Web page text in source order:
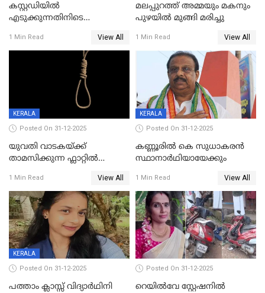
കസ്റ്റഡിയിൽ
എടുക്കുന്നതിനിടെ
വധശ്രമക്കേസ് പ്രതി പിടിയിൽ
1 Min Read View All
മലപ്പുറത്ത് അമ്മയും മകനും
പുഴയിൽ മുങ്ങി മരിച്ചു
1 Min Read View All
KERALA
Posted On 31-12-2025
യുവതി വാടകയ്ക്ക്
താമസിക്കുന്ന ഫ്ലാറ്റില്‍
സംഭവം കൈതപ്പൊയിലില്‍
1 Min Read View All
KERALA
Posted On 31-12-2025
കണ്ണൂരിൽ കെ സുധാകരൻ
സ്ഥാനാർഥിയായേക്കും
1 Min Read View All
KERALA
Posted On 31-12-2025
പത്താം ക്ലാസ്സ് വിദ്യാര്‍ഥിനി
Posted On 31-12-2025
റെയിൽവേ സ്റ്റേഷനിൽ